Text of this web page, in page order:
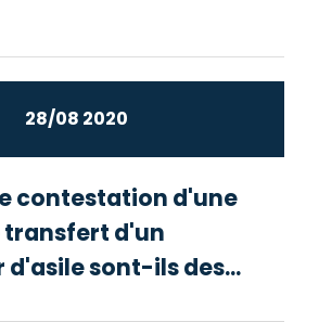
28/08 2020
contestation d'une
transfert d'un
sont-ils des...